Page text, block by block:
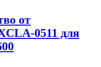
от
0511 для